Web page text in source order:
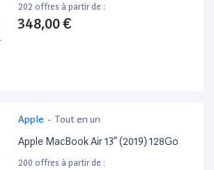
202 offres à partir de :
348,00 €
Apple - Tout en un
Apple MacBook Air 13” (2019) 128Go
200 offres à partir de :